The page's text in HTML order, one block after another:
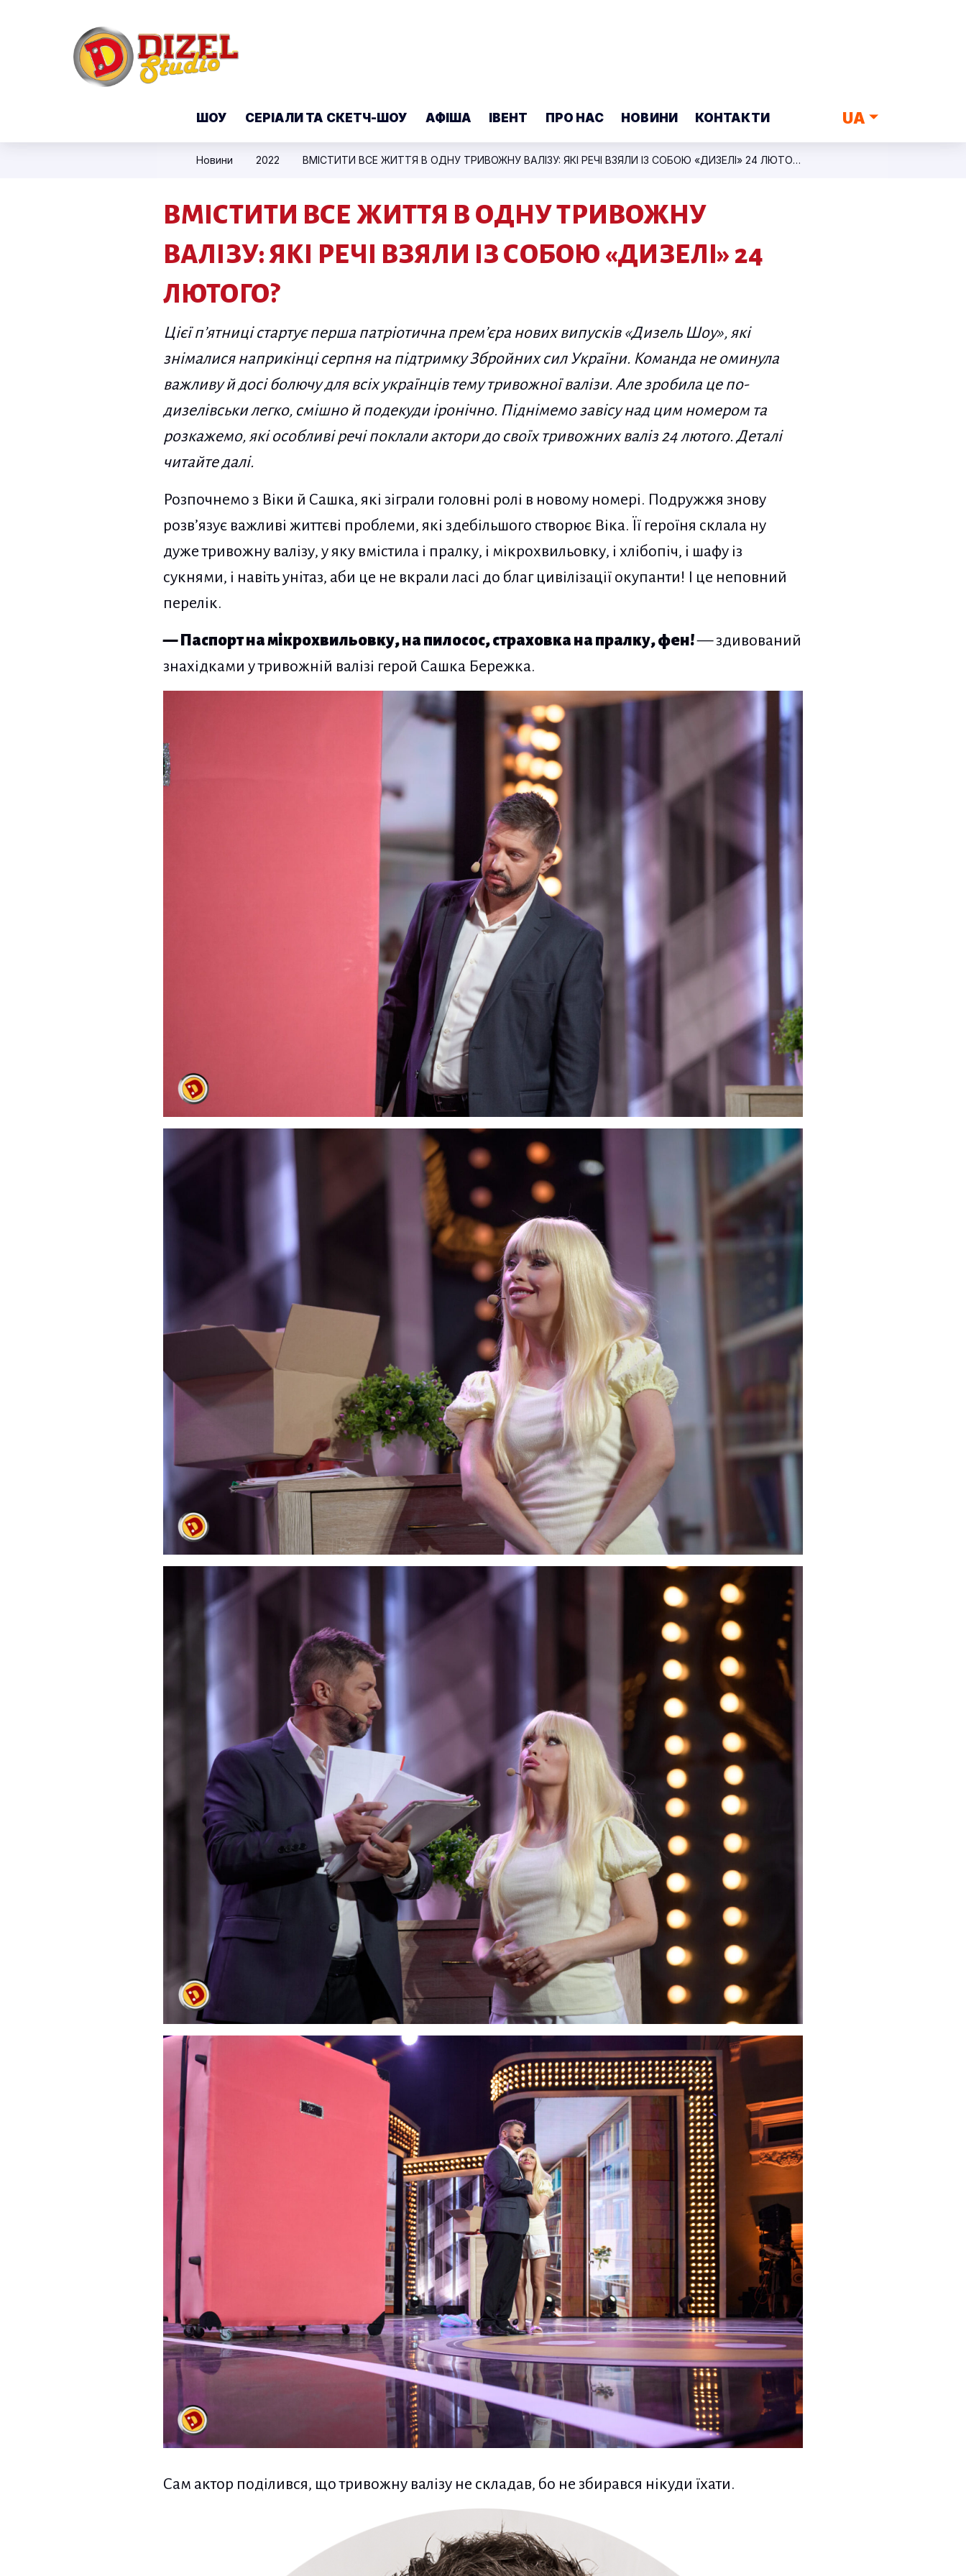
ШОУ СЕРІАЛИ ТА СКЕТЧ-ШОУ АФІША ІВЕНТ ПРО НАС НОВИНИ КОНТАКТИ UA
Новини 2022 ВМІСТИТИ ВСЕ ЖИТТЯ В ОДНУ ТРИВОЖНУ ВАЛІЗУ: ЯКІ РЕЧІ ВЗЯЛИ ІЗ СОБОЮ «ДИЗЕЛІ» 24 ЛЮТОГО?
ВМІСТИТИ ВСЕ ЖИТТЯ В ОДНУ ТРИВОЖНУ
ВАЛІЗУ: ЯКІ РЕЧІ ВЗЯЛИ ІЗ СОБОЮ «ДИЗЕЛІ» 24
ЛЮТОГО?
Цієї п’ятниці стартує перша патріотична прем’єра нових випусків «Дизель Шоу», які
знімалися наприкінці серпня на підтримку Збройних сил України. Команда не оминула
важливу й досі болючу для всіх українців тему тривожної валізи. Але зробила це по-
дизелівськи легко, смішно й подекуди іронічно. Піднімемо завісу над цим номером та
розкажемо, які особливі речі поклали актори до своїх тривожних валіз 24 лютого. Деталі
читайте далі.
Розпочнемо з Віки й Сашка, які зіграли головні ролі в новому номері. Подружжя знову
розв’язує важливі життєві проблеми, які здебільшого створює Віка. Її героїня склала ну
дуже тривожну валізу, у яку вмістила і пралку, і мікрохвильовку, і хлібопіч, і шафу із
сукнями, і навіть унітаз, аби це не вкрали ласі до благ цивілізації окупанти! І це неповний
перелік.
— Паспорт на мікрохвильовку, на пилосос, страховка на пралку, фен!— здивований
знахідками у тривожній валізі герой Сашка Бережка.
Сам актор поділився, що тривожну валізу не складав, бо не збирався нікуди їхати.